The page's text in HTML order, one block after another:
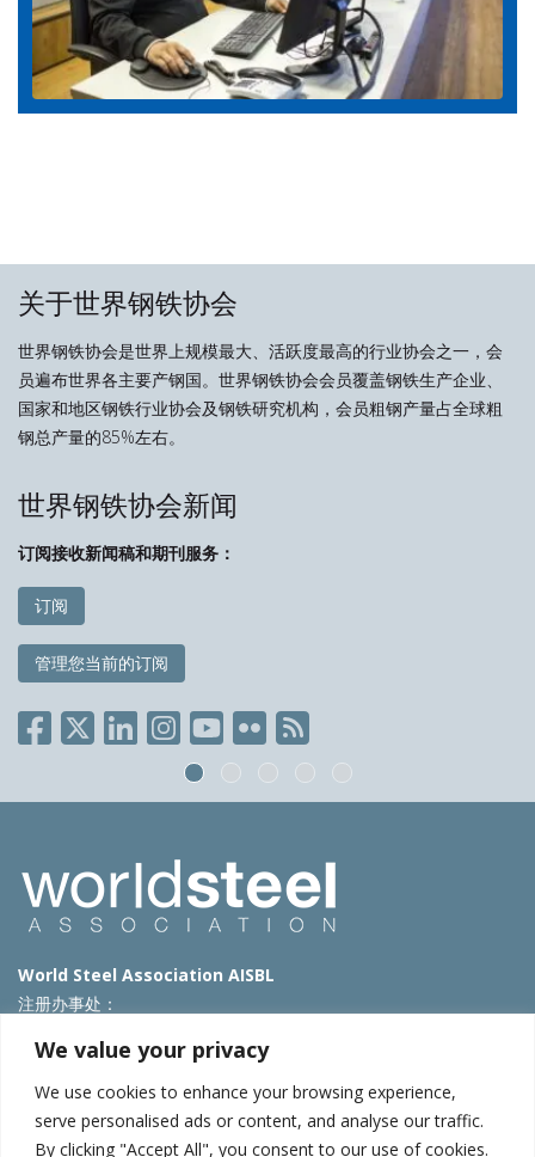
We value your privacy
We use cookies to enhance your browsing experience,
serve personalised ads or content, and analyse our traffic.
By clicking "Accept All", you consent to our use of cookies.
关于世界钢铁协会
世界钢铁协会是世界上规模最大、活跃度最高的行业协会之一，会
员遍布世界各主要产钢国。世界钢铁协会会员覆盖钢铁生产企业、
国家和地区钢铁行业协会及钢铁研究机构，会员粗钢产量占全球粗
钢总产量的85%左右。
世界钢铁协会新闻
订阅接收新闻稿和期刊服务：
订阅
管理您当前的订阅
World Steel Association AISBL
注册办事处：
T: +32 2 702 89 00 – E:steel@worldsteel.org